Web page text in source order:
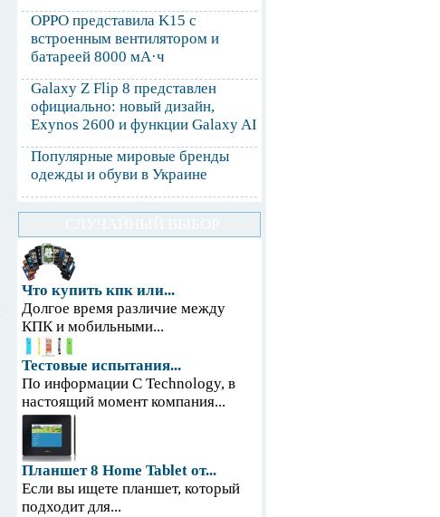
OPPO представила K15 с
встроенным вентилятором и
батареей 8000 мА·ч
Galaxy Z Flip 8 представлен
официально: новый дизайн,
Exynos 2600 и функции Galaxy AI
Популярные мировые бренды
одежды и обуви в Украине
Что купить кпк или...
Долгое время различие между
КПК и мобильными...
Тестовые испытания...
По информации С Technology, в
настоящий момент компания...
Планшет 8 Home Tablet от...
Если вы ищете планшет, который
подходит для...